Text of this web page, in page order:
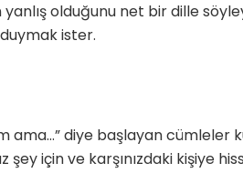
olduğunu net bir dille
duymak ister.
diye başlayan cümleler
şey için ve karşınızdaki kişiye